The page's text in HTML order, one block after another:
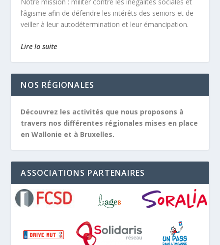
l’âgisme afin de défendre les intérêts des seniors et de
veiller à leur autodétermination et leur émancipation.
Lire la suite
NOS RÉGIONALES
Découvrez les activités que nous proposons à
travers nos différentes régionales mises en place
en Wallonie et à Bruxelles.
ASSOCIATIONS PARTENAIRES